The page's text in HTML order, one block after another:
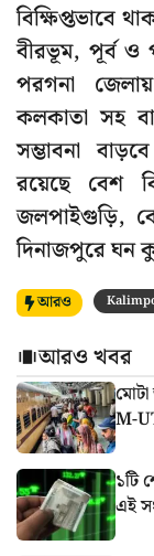
বিক্ষিপ্তভাবে
বীরভূম, পূর্ব ও
পরগনা
কলকাতা সহ
সম্ভাবনা
রয়েছে বেশ
জলপাইগুড়ি,
দিনাজপুরে ঘন
আরও
আরও খবর
মোটা
M-
১টি
এই